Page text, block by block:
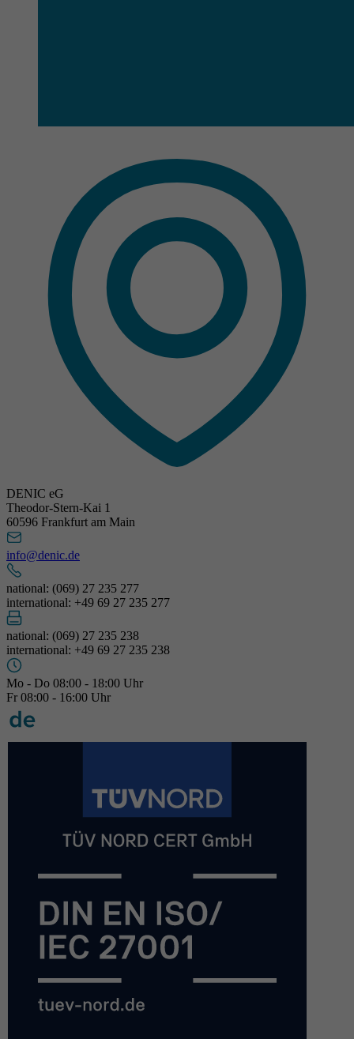
DENIC eG
Theodor-Stern-Kai 1
60596 Frankfurt am Main
info@denic.de
national: (069) 27 235 277
international: +49 69 27 235 277
national: (069) 27 235 238
international: +49 69 27 235 238
Mo - Do 08:00 - 18:00 Uhr
Fr 08:00 - 16:00 Uhr